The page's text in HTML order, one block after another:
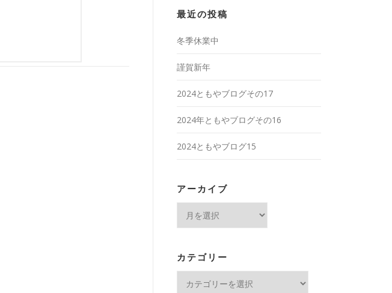
最近の投稿
冬季休業中
謹賀新年
2024ともやブログその17
2024年ともやブログその16
2024ともやブログ15
アーカイブ
ブ
カテゴリー